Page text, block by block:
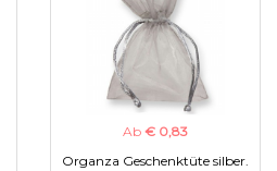
Ab € 0,83
Organza Geschenktüte silber.